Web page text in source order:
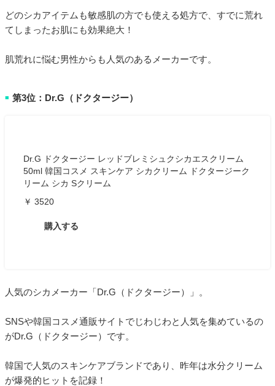
どのシカアイテムも敏感肌の方でも使える処方で、すでに荒れ
てしまったお肌にも効果絶大！
肌荒れに悩む男性からも人気のあるメーカーです。
■ 第3位：Dr.G（ドクタージー）
Dr.G ドクタージー レッドブレミシュクシカエスクリーム
50ml 韓国コスメ スキンケア シカクリーム ドクタージーク
リーム シカ Sクリーム
￥ 3520
購入する
人気のシカメーカー「Dr.G（ドクタージー）」。
SNSや韓国コスメ通販サイトでじわじわと人気を集めているの
がDr.G（ドクタージー）です。
韓国で人気のスキンケアブランドであり、昨年は水分クリーム
が爆発的ヒットを記録！